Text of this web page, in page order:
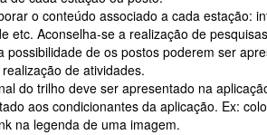
o conteúdo associado a cada estação:
etc. Aconselha-se a realização de
possibilidade de os postos poderem ser
de atividades.
do trilho deve ser apresentado na
aos condicionantes da aplicação. Ex:
na legenda de uma imagem.